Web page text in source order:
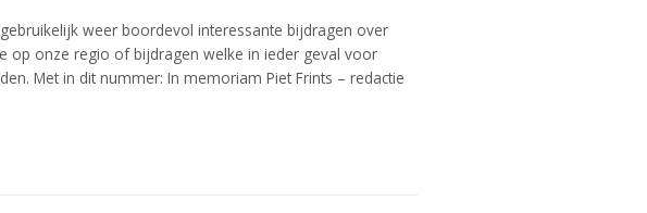
weer boordevol interessante bijdragen over
op onze regio of bijdragen welke in ieder geval voor
Met in dit nummer: In memoriam Piet Frints – redactie